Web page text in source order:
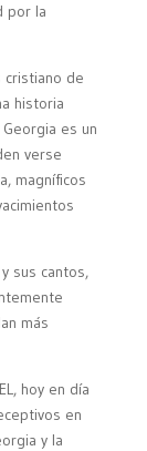
por la
cristiano de
historia
es un
verse
magníficos
sus cantos,
más
hoy en día
en
y la